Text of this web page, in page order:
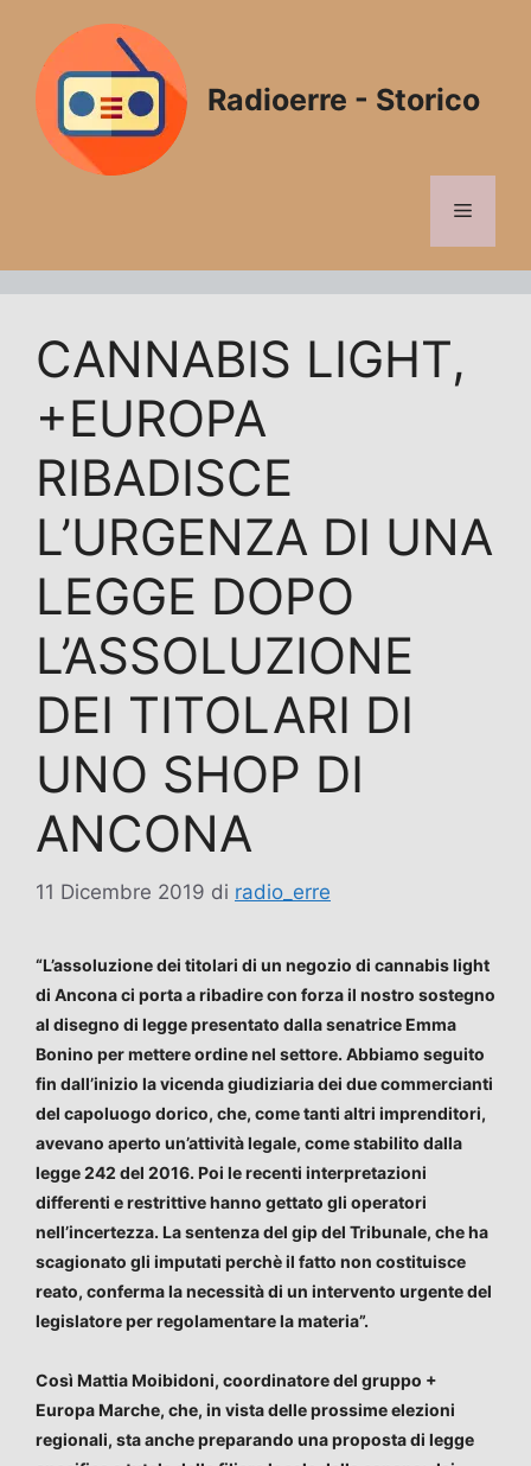
contenuto
Radioerre - Storico
Menu
CANNABIS LIGHT,
+EUROPA
RIBADISCE
L’URGENZA DI UNA
LEGGE DOPO
L’ASSOLUZIONE
DEI TITOLARI DI
UNO SHOP DI
ANCONA
11 Dicembre 2019 di radio_erre
“L’assoluzione dei titolari di un negozio di cannabis light
di Ancona ci porta a ribadire con forza il nostro sostegno
al disegno di legge presentato dalla senatrice Emma
Bonino per mettere ordine nel settore. Abbiamo seguito
fin dall’inizio la vicenda giudiziaria dei due commercianti
del capoluogo dorico, che, come tanti altri imprenditori,
avevano aperto un’attività legale, come stabilito dalla
legge 242 del 2016. Poi le recenti interpretazioni
differenti e restrittive hanno gettato gli operatori
nell’incertezza. La sentenza del gip del Tribunale, che ha
scagionato gli imputati perchè il fatto non costituisce
reato, conferma la necessità di un intervento urgente del
legislatore per regolamentare la materia”.
Così Mattia Moibidoni, coordinatore del gruppo +
Europa Marche, che, in vista delle prossime elezioni
regionali, sta anche preparando una proposta di legge